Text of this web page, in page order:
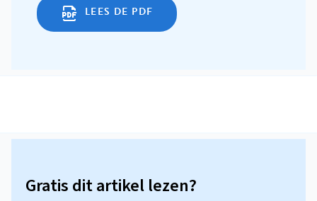
LEES DE PDF
Gratis dit artikel lezen?